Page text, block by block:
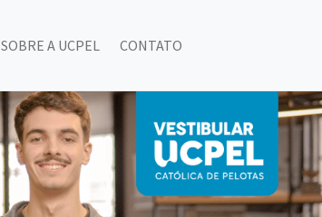
SOBRE A UCPEL CONTATO